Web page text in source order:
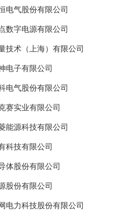
电气股份有限公司
数字电源有限公司
技术（上海）有限公司
电子有限公司
电气股份有限公司
赛实业有限公司
能源科技有限公司
科技有限公司
体股份有限公司
股份有限公司
电力科技股份有限公司